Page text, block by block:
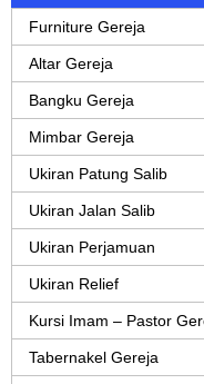
Furniture Gereja
Altar Gereja
Bangku Gereja
Mimbar Gereja
Ukiran Patung Salib
Ukiran Jalan Salib
Ukiran Perjamuan
Ukiran Relief
Kursi Imam – Pastor
Tabernakel Gereja